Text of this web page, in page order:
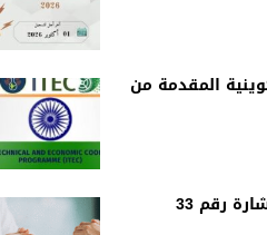
المقدمة من
رقم 33